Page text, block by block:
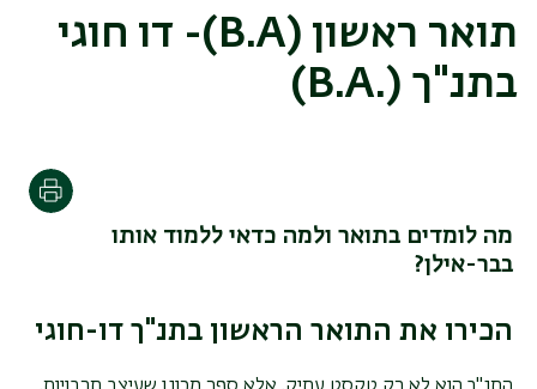
תואר ראשון (B.A)- דו חוגי
בתנ"ך (.B.A)
מה לומדים בתואר ולמה כדאי ללמוד אותו
בבר-אילן?
הכירו את התואר הראשון בתנ"ך דו-חוגי